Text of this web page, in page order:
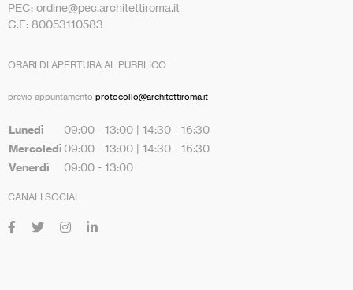
PEC: ordine@pec.architettiroma.it
C.F: 80053110583
ORARI DI APERTURA AL PUBBLICO
previo appuntamento protocollo@architettiroma.it
Lunedì 09:00 - 13:00 | 14:30 - 16:30
Mercoledì 09:00 - 13:00 | 14:30 - 16:30
Venerdì 09:00 - 13:00
CANALI SOCIAL